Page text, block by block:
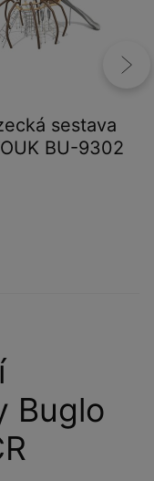
sestava
BU-9302
Buglo